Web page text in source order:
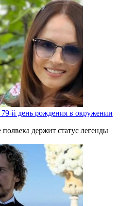
й день рождения в окружении
держит статус легенды